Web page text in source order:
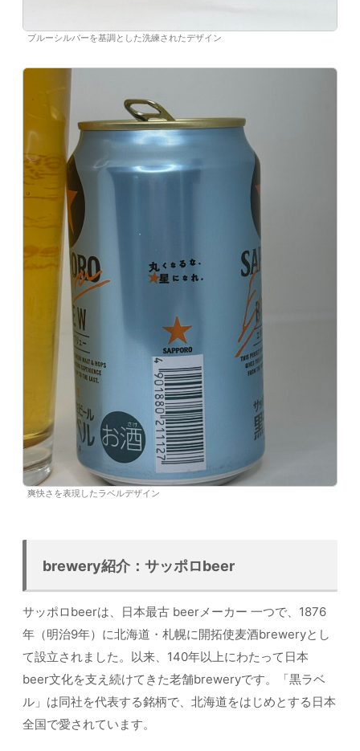
ブルーシルバーを基調とした洗練されたデザイン
爽快さを表現したラベルデザイン
brewery紹介：サッポロbeer
サッポロbeerは、日本最古 beerメーカー 一つで、1876
年（明治9年）に北海道・札幌に開拓使麦酒breweryとし
て設立されました。以来、140年以上にわたって日本
beer文化を支え続けてきた老舗breweryです。「黒ラベ
ル」は同社を代表する銘柄で、北海道をはじめとする日本
全国で愛されています。